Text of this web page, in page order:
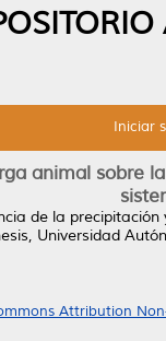
Iniciar
animal sobre
de la
Universidad
Attribution